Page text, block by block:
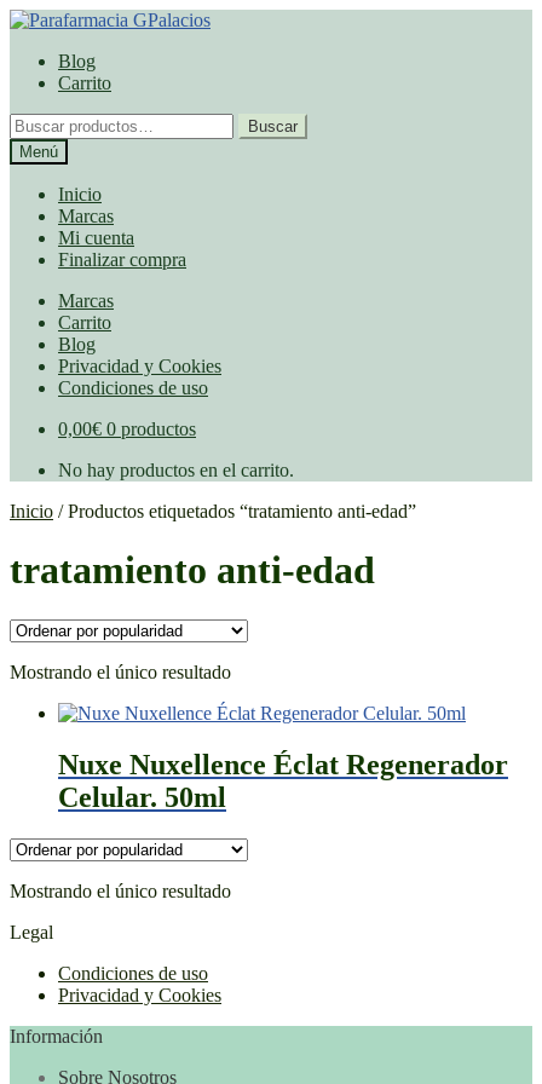
Ir
navegación
Ir
contenido
Blog
Carrito
Buscar
por:
Buscar
Menú
Inicio
Marcas
Mi cuenta
Finalizar compra
Marcas
Carrito
Blog
Privacidad y Cookies
Condiciones de uso
0,00€ 0 productos
No hay productos en el carrito.
Inicio /Productos etiquetados “tratamiento anti-edad”
tratamiento anti-edad
Mostrando el único resultado
Nuxe Nuxellence Éclat Regenerador
Celular. 50ml
Mostrando el único resultado
Legal
Condiciones de uso
Privacidad y Cookies
Información
Sobre Nosotros